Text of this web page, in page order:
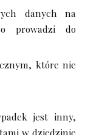
danych na
prowadzi do
które nie
jest inny,
w dziedzinie